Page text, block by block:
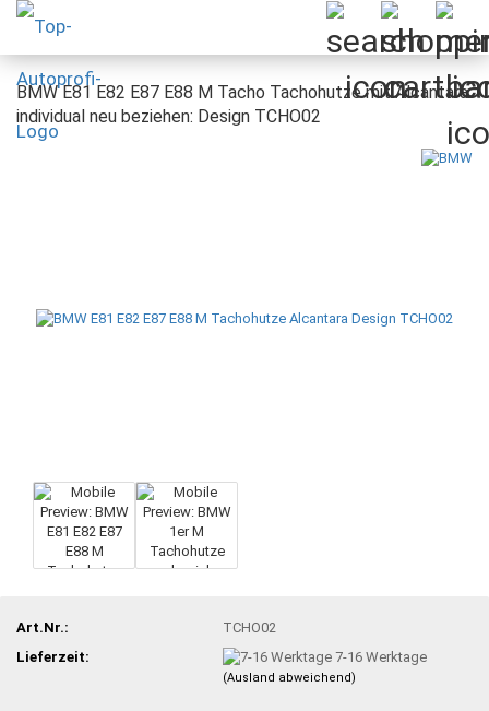
BMW E81 E82 E87 E88 M Tacho Tachohutze mit Alcantara
individual neu beziehen: Design TCHO02
Art.Nr.:
TCHO02
Lieferzeit:
7-16 Werktage
(Ausland abweichend)